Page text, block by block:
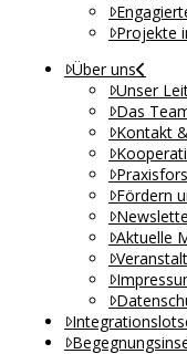
Projekte
Über uns
Unser
Das
Kontakt
Fördern
Aktuelle